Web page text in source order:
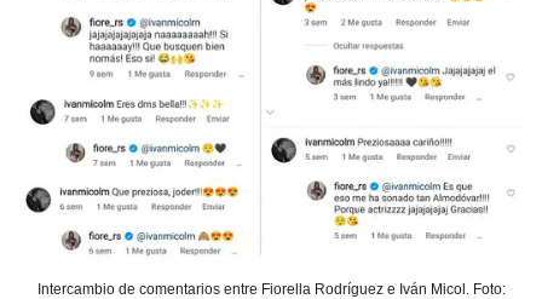
Intercambio de comentarios entre Fiorella Rodríguez e Iván Micol. Foto: